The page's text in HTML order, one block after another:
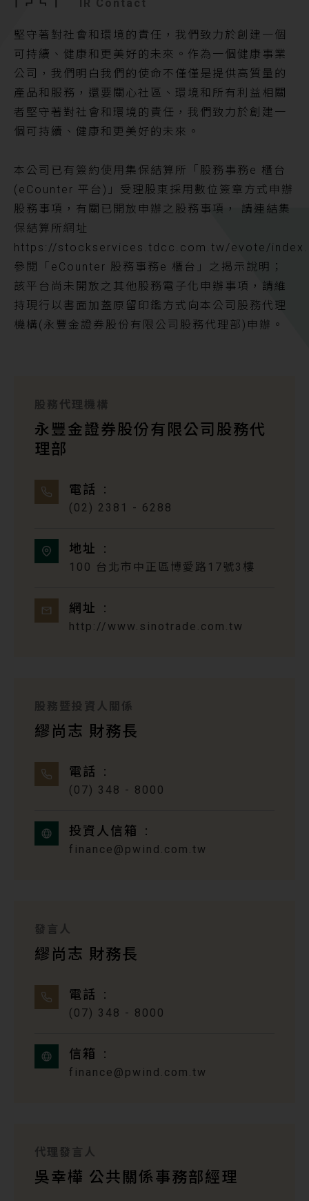
IR Contact
堅守著對社會和環境的責任，我們致力於創建一個
可持續、健康和更美好的未來。作為一個健康事業
公司，我們明白我們的使命不僅僅是提供高質量的
產品和服務，還要關心社區、環境和所有利益相關
者堅守著對社會和環境的責任，我們致力於創建一
個可持續、健康和更美好的未來。
本公司已有簽約使用集保結算所「股務事務e 櫃台
(eCounter 平台)」受理股東採用數位簽章方式申辦
股務事項，有關已開放申辦之股務事項， 請連結集
保結算所網址
https://stockservices.tdcc.com.tw/evote/
參閱「eCounter 股務事務e 櫃台」之揭示說明；
該平台尚未開放之其他股務電子化申辦事項，請維
持現行以書面加蓋原留印鑑方式向本公司股務代理
機構(永豐金證券股份有限公司股務代理部)申辦。
股務代理機構
永豐金證券股份有限公司股務代
理部
電話
(02) 2381 - 6288
地址
100 台北市中正區博愛路17號3樓
網址
http://www.sinotrade.com.tw
股務暨投資人關係
繆尚志 財務長
電話
(07) 348 - 8000
投資人信箱
finance@pwind.com.tw
發言人
繆尚志 財務長
電話
(07) 348 - 8000
信箱
finance@pwind.com.tw
代理發言人
吳幸樺 公共關係事務部經理